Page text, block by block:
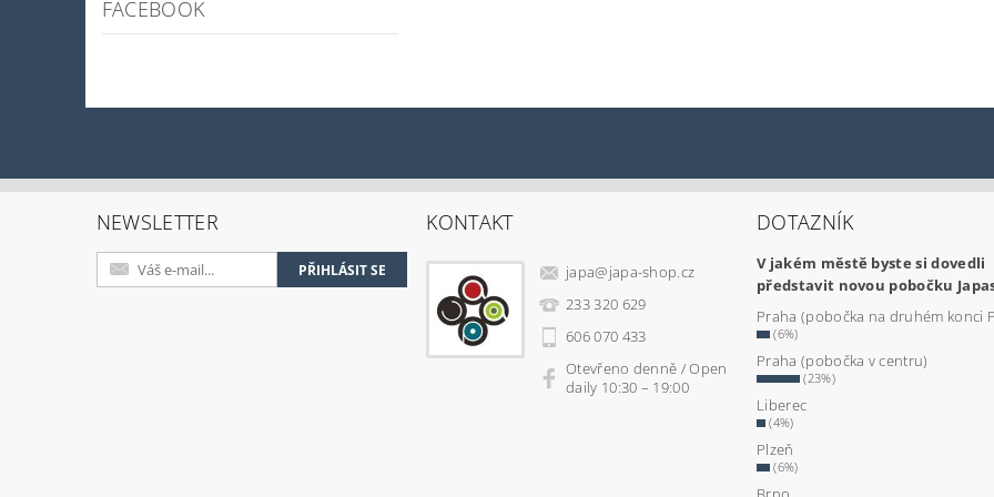
FACEBOOK
NEWSLETTER KONTAKT
japa@japa-shop.cz
233 320 629
606 070 433
Otevřeno denně / Open
daily 10:30 – 19:00
DOTAZNÍK
V jakém městě byste si dovedli
představit novou pobočku
Praha (pobočka na druhém konci
(6%)
Praha (pobočka v centru)
(23%)
Liberec
(4%)
Plzeň
(6%)